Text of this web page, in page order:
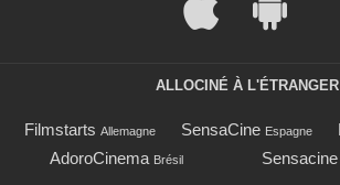
ALLOCINÉ À L'ÉTRANGER
Filmstarts Allemagne SensaCine Espagne
AdoroCinema Brésil